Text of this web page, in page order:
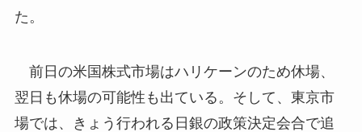
た。
前日の米国株式市場はハリケーンのため休場、
翌日も休場の可能性も出ている。そして、東京市
場では、きょう行われる日銀の政策決定会合で追